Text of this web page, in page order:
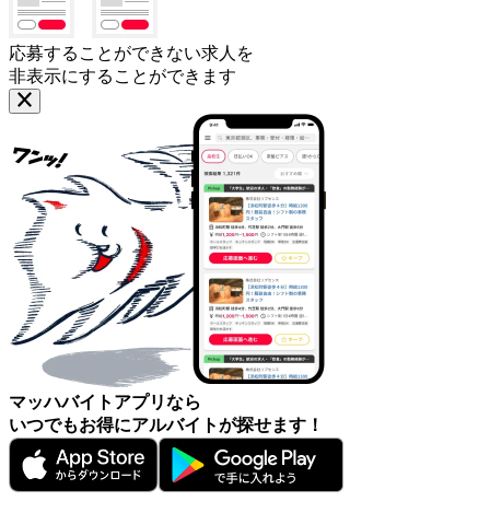
応募することができない求人を
非表示にすることができます
マッハバイトアプリなら
いつでもお得にアルバイトが探せます！